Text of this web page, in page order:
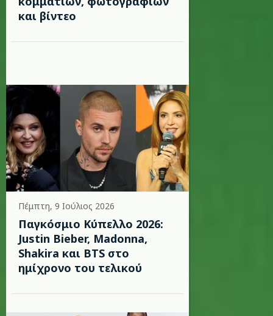
και βίντεο
Πέμπτη, 9 Ιούλιος 2026
Παγκόσμιο Κύπελλο 2026:
Justin Bieber, Madonna,
Shakira και BTS στο
ημίχρονο του τελικού